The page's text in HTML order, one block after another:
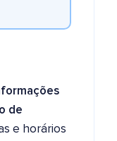
de
e horários